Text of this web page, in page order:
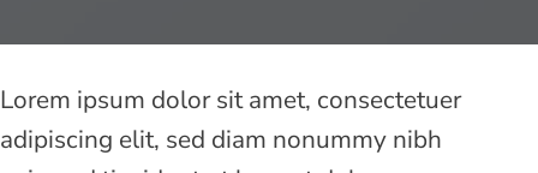
Lorem ipsum dolor sit amet, consectetuer
adipiscing elit, sed diam nonummy nibh